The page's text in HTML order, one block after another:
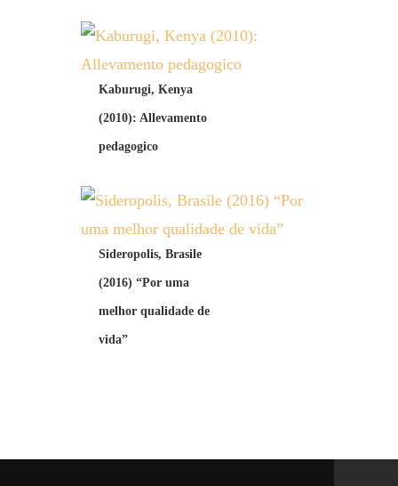
Kaburugi, Kenya
(2010): Allevamento
pedagogico
Sideropolis, Brasile
(2016) “Por uma
melhor qualidade de
vida”